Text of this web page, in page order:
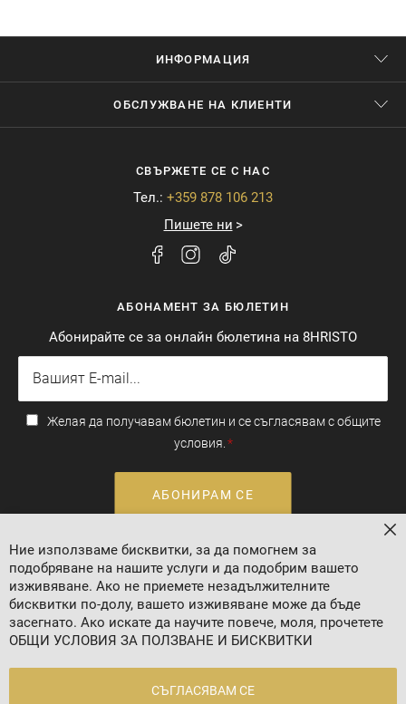
ИНФОРМАЦИЯ
ОБСЛУЖВАНЕ НА КЛИЕНТИ
СВЪРЖЕТЕ СЕ С НАС
Тел.: +359 878 106 213
Пишете ни
АБОНАМЕНТ ЗА БЮЛЕТИН
Абонирайте се за онлайн бюлетина на 8HRISTO
Желая да получавам бюлетин и се съгласявам с общите
условия.
АБОНИРАМ СЕ
Валутен курс: 1 EUR = 1.95583 BGN
Ние използваме бисквитки, за да помогнем за
подобряване на нашите услуги и да подобрим вашето
изживяване. Ако не приемете незадължителните
бисквитки по-долу, вашето изживяване може да бъде
засегнато. Ако искате да научите повече, моля, прочетете
ОБЩИ УСЛОВИЯ ЗА ПОЛЗВАНЕ И БИСКВИТКИ
СЪГЛАСЯВАМ СЕ